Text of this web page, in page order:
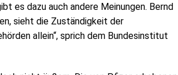
es dazu auch andere Meinungen. Bernd
sieht die Zuständigkeit der
allein“, sprich dem Bundesinstitut